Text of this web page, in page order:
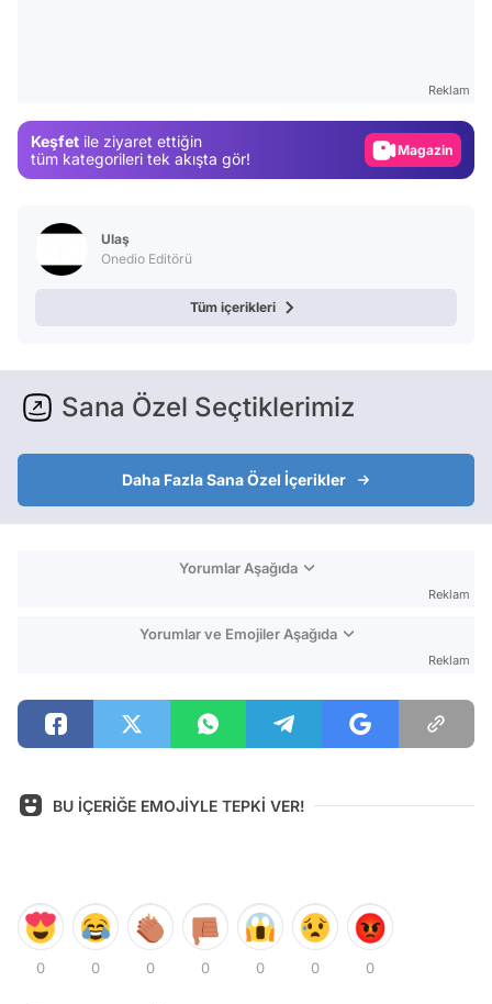
Reklam
Keşfet ile ziyaret ettiğin
tüm kategorileri tek akışta gör!
Magazin
Ulaş
Onedio Editörü
Tüm içerikleri
Sana Özel Seçtiklerimiz
Daha Fazla Sana Özel İçerikler
Yorumlar Aşağıda
Reklam
Yorumlar ve Emojiler Aşağıda
Reklam
BU İÇERİĞE EMOJİYLE TEPKİ VER!
0 0 0 0 0 0 0